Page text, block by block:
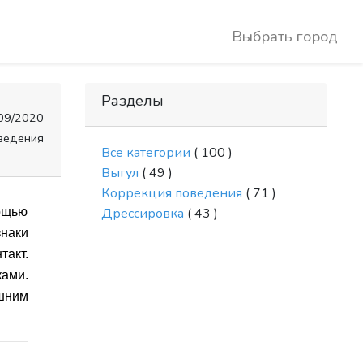
Выбрать город
2020
Разделы
Все категории ( 100 )
Выгул ( 49 )
Коррекция поведения ( 71 )
Дрессировка ( 43 )